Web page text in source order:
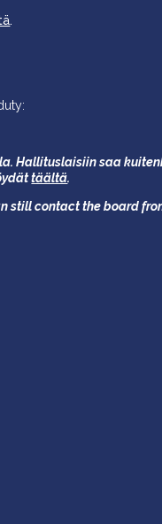
.
Hallituslaisiin saa
täältä.
still contact the board